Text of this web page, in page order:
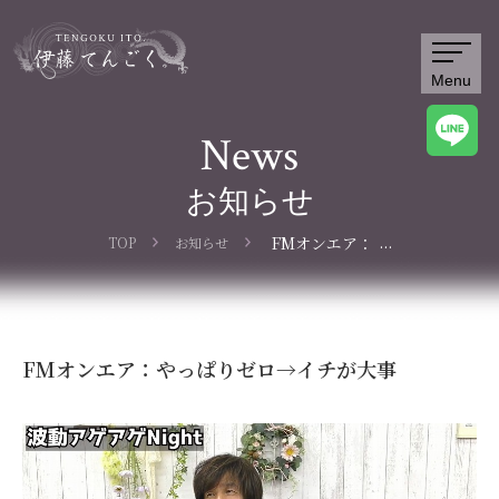
Menu
News
お知らせ
TOP お知らせ
FMオンエア：
イチが大事
...
FMオンエア：やっぱりゼロ→イチが大事